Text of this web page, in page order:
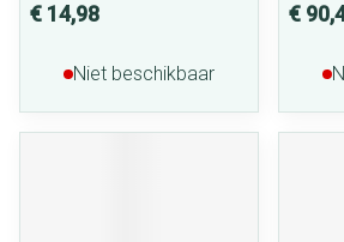
€ 14,98
Niet beschikbaar
€